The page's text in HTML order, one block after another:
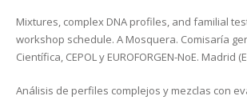
Mixtures, complex DNA profiles, and familial
workshop schedule. A Mosquera. Comisaría
Científica, CEPOL y EUROFORGEN-NoE. Madrid
Análisis de perfiles complejos y mezclas con